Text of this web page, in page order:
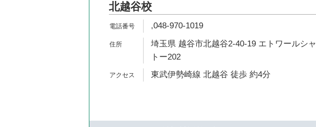
北越谷校
,048-970-1019
埼玉県 越谷市北越谷2-40-19 エトワールシャ
トー202
東武伊勢崎線 北越谷 徒歩 約4分